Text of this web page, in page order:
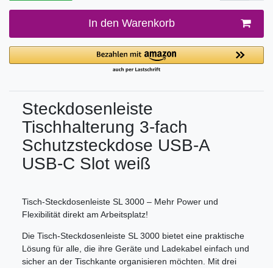
In den Warenkorb
Steckdosenleiste
Tischhalterung 3-fach
Schutzsteckdose USB-A
USB-C Slot weiß
Tisch-Steckdosenleiste SL 3000 – Mehr Power und
Flexibilität direkt am Arbeitsplatz!
Die Tisch-Steckdosenleiste SL 3000 bietet eine praktische
Lösung für alle, die ihre Geräte und Ladekabel einfach und
sicher an der Tischkante organisieren möchten. Mit drei